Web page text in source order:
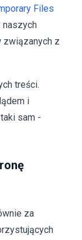
Files
naszych
związanych z
treści.
i
sam -
za